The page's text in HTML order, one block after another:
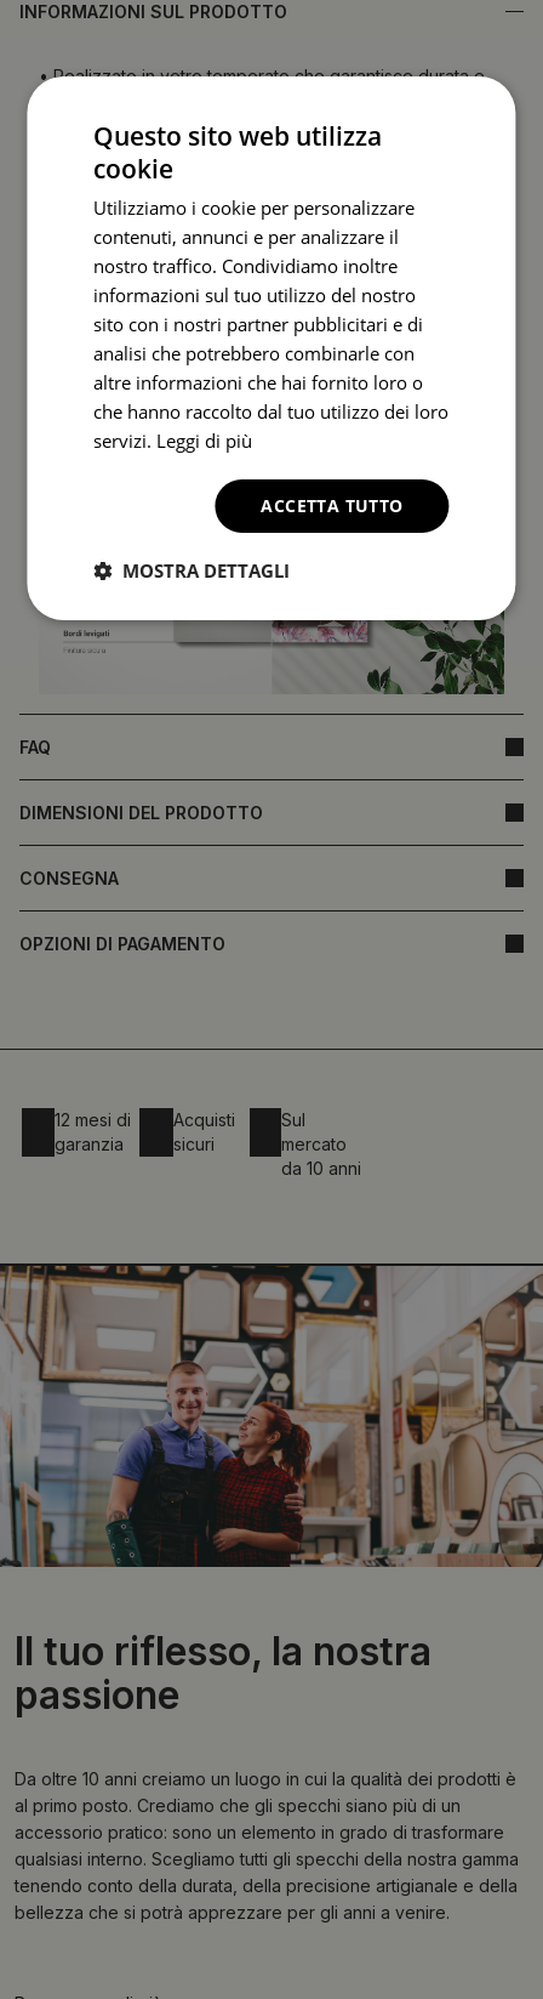
INFORMAZIONI SUL PRODOTTO
• Realizzato in vetro temperato che garantisce durata e
Specchio prodotto in Polonia
• Garanzia del produttore
• Tempi di consegna rapidi
Il retro dello specchio (pellicola protettiva) può differire
nel colore rispetto a quanto mostrato nell’offerta.
influisce sulla qualità del prodotto né costituisce
motivo di reclamo.
FAQ
DIMENSIONI DEL PRODOTTO
CONSEGNA
OPZIONI DI PAGAMENTO
12 mesi di
garanzia
Acquisti
sicuri
mercato
da 10 anni
Il tuo riflesso, la nostra
passione
Da oltre 10 anni creiamo un luogo in cui la qualità dei prodotti è
al primo posto. Crediamo che gli specchi siano più di un
accessorio pratico: sono un elemento in grado di trasformare
qualsiasi interno. Scegliamo tutti gli specchi della nostra gamma
tenendo conto della durata, della precisione artigianale e della
bellezza che si potrà apprezzare per gli anni a venire.
Questo sito web utilizza
cookie
Utilizziamo i cookie per personalizzare
contenuti, annunci e per analizzare il
nostro traffico. Condividiamo inoltre
informazioni sul tuo utilizzo del nostro
sito con i nostri partner pubblicitari e di
analisi che potrebbero combinarle con
altre informazioni che hai fornito loro o
che hanno raccolto dal tuo utilizzo dei loro
servizi. Leggi di più
ACCETTA TUTTO
MOSTRA DETTAGLI